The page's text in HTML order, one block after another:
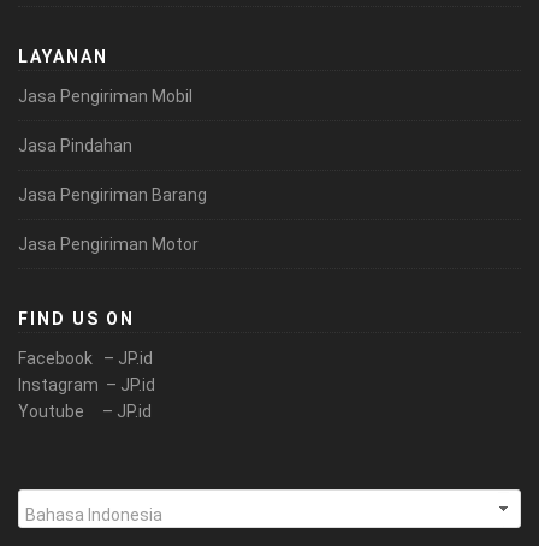
LAYANAN
Jasa Pengiriman Mobil
Jasa Pindahan
Jasa Pengiriman Barang
Jasa Pengiriman Motor
FIND US ON
Facebook – JP.id
Instagram – JP.id
Youtube – JP.id
Pilih
sebuah